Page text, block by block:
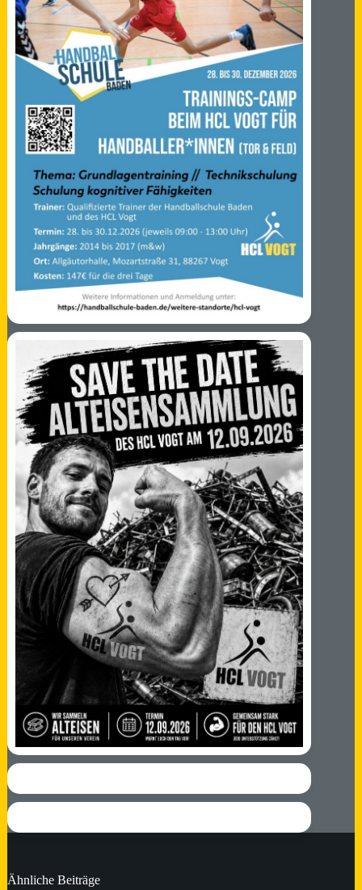
Ähnliche Beiträge